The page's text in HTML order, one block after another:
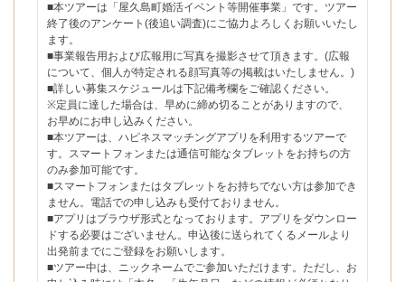
■本ツアーは「屋久島町婚活イベント等開催事業」です。ツアー
終了後のアンケート(後追い調査)にご協力よろしくお願いいたし
ます。
■事業報告用および広報用に写真を撮影させて頂きます。(広報
について、個人が特定される顔写真等の掲載はいたしません。)
■詳しい募集スケジュールは下記備考欄をご確認ください。
※定員に達した場合は、早めに締め切ることがありますので、
お早めにお申し込みください。
■本ツアーは、ハピネスマッチングアプリを利用するツアーで
す。スマートフォンまたは通信可能なタブレットをお持ちの方
のみ参加可能です。
■スマートフォンまたはタブレットをお持ちでない方は参加でき
ません。電話での申し込みも受付ておりません。
■アプリはブラウザ形式となっております。アプリをダウンロー
ドする必要はございません。申込後に送られてくるメールより
出発前までにご登録をお願いします。
■ツアー中は、ニックネームでご参加いただけます。ただし、お